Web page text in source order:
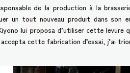
de la production à la
un tout nouveau produit dans son
lui proposa d’utiliser cette
cette fabrication d’essai, j’ai